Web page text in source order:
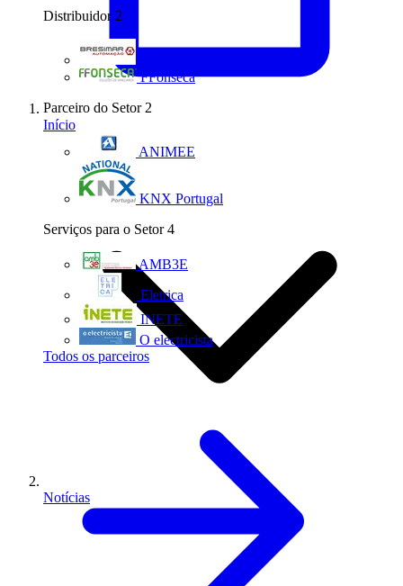
Distribuidor 2
FFonseca
Parceiro do Setor 2
ANIMEE
KNX Portugal
Serviços para o Setor 4
AMB3E
Eletrica
INETE
O electricista
Todos os parceiros
Início
Notícias